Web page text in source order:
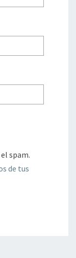
spam.
de tus